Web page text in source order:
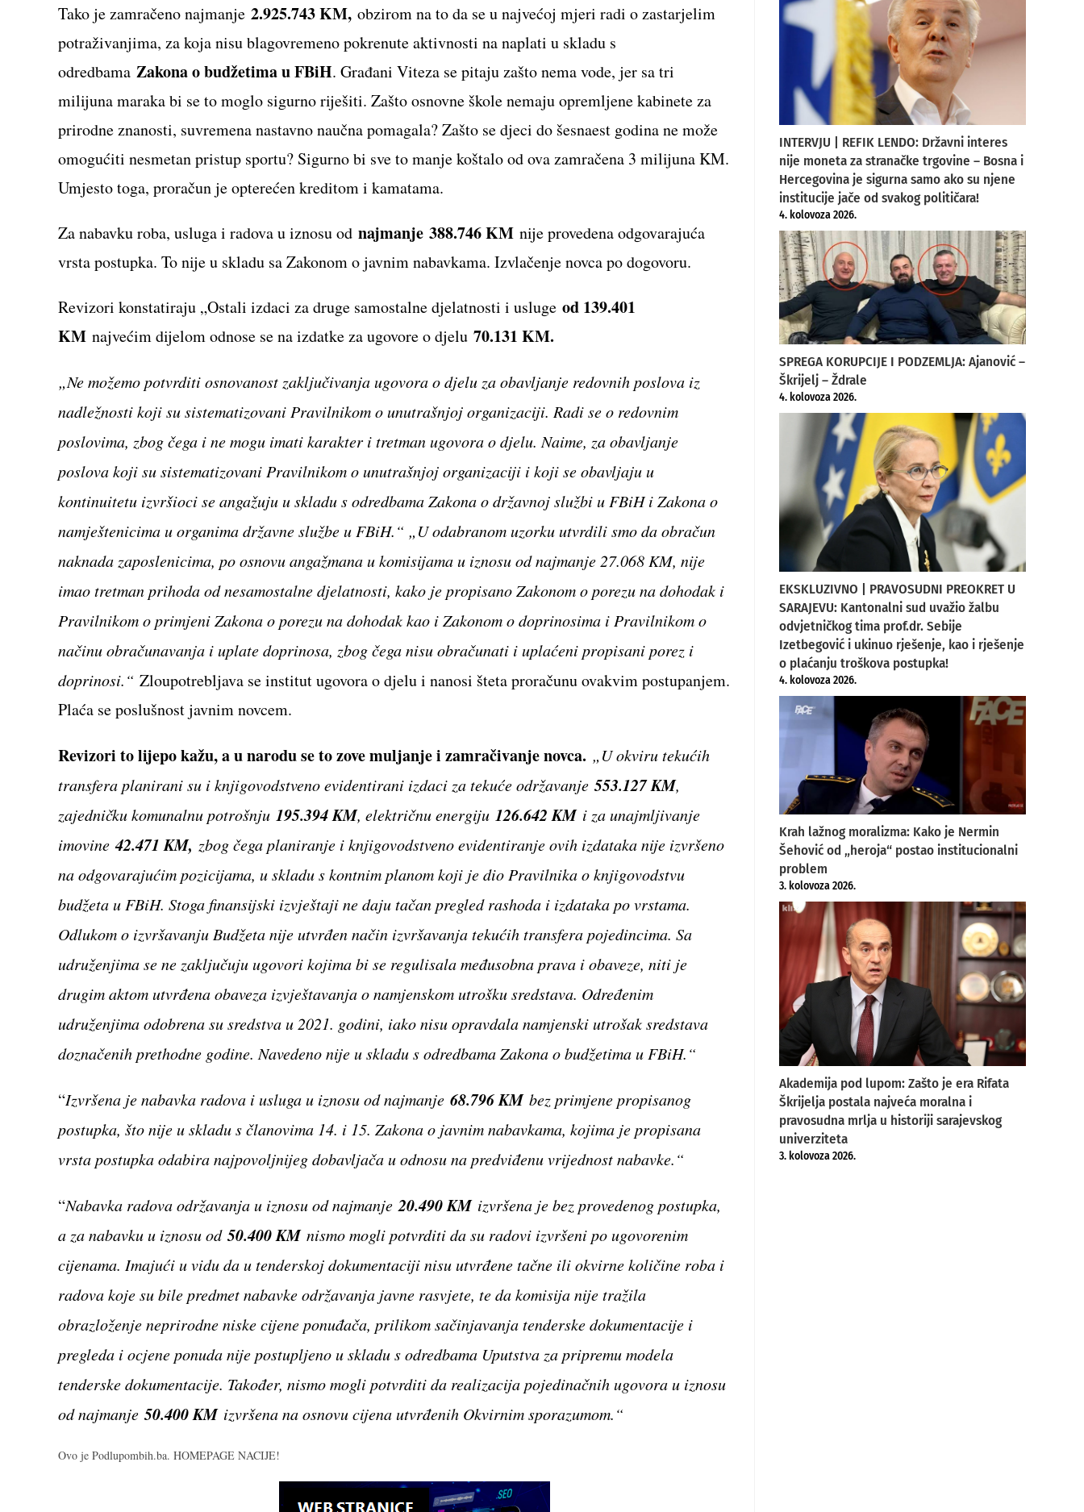
Tako je zamračeno najmanje 2.925.743 KM, obzirom na to da se u najvećoj mjeri radi o zastarjelim
potraživanjima, za koja nisu blagovremeno pokrenute aktivnosti na naplati u skladu s
odredbama Zakona o budžetima u FBiH. Građani Viteza se pitaju zašto nema vode, jer sa tri
milijuna maraka bi se to moglo sigurno riješiti. Zašto osnovne škole nemaju opremljene kabinete za
prirodne znanosti, suvremena nastavno naučna pomagala? Zašto se djeci do šesnaest godina ne može
omogućiti nesmetan pristup sportu? Sigurno bi sve to manje koštalo od ova zamračena 3 milijuna KM.
Umjesto toga, proračun je opterećen kreditom i kamatama.
Za nabavku roba, usluga i radova u iznosu od najmanje 388.746 KM nije provedena odgovarajuća
vrsta postupka. To nije u skladu sa Zakonom o javnim nabavkama. Izvlačenje novca po dogovoru.
Revizori konstatiraju „Ostali izdaci za druge samostalne djelatnosti i usluge od 139.401
KM najvećim dijelom odnose se na izdatke za ugovore o djelu 70.131 KM.
„Ne možemo potvrditi osnovanost zaključivanja ugovora o djelu za obavljanje redovnih poslova iz
nadležnosti koji su sistematizovani Pravilnikom o unutrašnjoj organizaciji. Radi se o redovnim
poslovima, zbog čega i ne mogu imati karakter i tretman ugovora o djelu. Naime, za obavljanje
poslova koji su sistematizovani Pravilnikom o unutrašnjoj organizaciji i koji se obavljaju u
kontinuitetu izvršioci se angažuju u skladu s odredbama Zakona o državnoj službi u FBiH i Zakona o
namještenicima u organima državne službe u FBiH.“ „U odabranom uzorku utvrdili smo da obračun
naknada zaposlenicima, po osnovu angažmana u komisijama u iznosu od najmanje 27.068 KM, nije
imao tretman prihoda od nesamostalne djelatnosti, kako je propisano Zakonom o porezu na dohodak i
Pravilnikom o primjeni Zakona o porezu na dohodak kao i Zakonom o doprinosima i Pravilnikom o
načinu obračunavanja i uplate doprinosa, zbog čega nisu obračunati i uplaćeni propisani porez i
doprinosi.“ Zloupotrebljava se institut ugovora o djelu i nanosi šteta proračunu ovakvim postupanjem.
Plaća se poslušnost javnim novcem.
Revizori to lijepo kažu, a u narodu se to zove muljanje i zamračivanje novca. „U okviru tekućih
transfera planirani su i knjigovodstveno evidentirani izdaci za tekuće održavanje553.127 KM,
zajedničku komunalnu potrošnju 195.394 KM, električnu energiju 126.642 KMi za unajmljivanje
imovine42.471 KM, zbog čega planiranje i knjigovodstveno evidentiranje ovih izdataka nije izvršeno
na odgovarajućim pozicijama, u skladu s kontnim planom koji je dio Pravilnika o knjigovodstvu
budžeta u FBiH. Stoga finansijski izvještaji ne daju tačan pregled rashoda i izdataka po vrstama.
Odlukom o izvršavanju Budžeta nije utvrđen način izvršavanja tekućih transfera pojedincima. Sa
udruženjima se ne zaključuju ugovori kojima bi se regulisala međusobna prava i obaveze, niti je
drugim aktom utvrđena obaveza izvještavanja o namjenskom utrošku sredstava. Određenim
udruženjima odobrena su sredstva u 2021. godini, iako nisu opravdala namjenski utrošak sredstava
doznačenih prethodne godine. Navedeno nije u skladu s odredbama Zakona o budžetima u FBiH.“
“Izvršena je nabavka radova i usluga u iznosu od najmanje 68.796 KMbez primjene propisanog
postupka, što nije u skladu s članovima 14. i 15. Zakona o javnim nabavkama, kojima je propisana
vrsta postupka odabira najpovoljnijeg dobavljača u odnosu na predviđenu vrijednost nabavke.“
“Nabavka radova održavanja u iznosu od najmanje 20.490 KMizvršena je bez provedenog postupka,
a za nabavku u iznosu od50.400 KMnismo mogli potvrditi da su radovi izvršeni po ugovorenim
cijenama. Imajući u vidu da u tenderskoj dokumentaciji nisu utvrđene tačne ili okvirne količine roba i
radova koje su bile predmet nabavke održavanja javne rasvjete, te da komisija nije tražila
obrazloženje neprirodne niske cijene ponuđača, prilikom sačinjavanja tenderske dokumentacije i
pregleda i ocjene ponuda nije postupljeno u skladu s odredbama Uputstva za pripremu modela
tenderske dokumentacije. Također, nismo mogli potvrditi da realizacija pojedinačnih ugovora u iznosu
od najmanje50.400 KMizvršena na osnovu cijena utvrđenih Okvirnim sporazumom.“
Ovo je Podlupombih.ba. HOMEPAGE NACIJE!
INTERVJU | REFIK LENDO: Državni interes
nije moneta za stranačke trgovine – Bosna i
Hercegovina je sigurna samo ako su njene
institucije jače od svakog političara!
4. kolovoza 2026.
SPREGA KORUPCIJE I PODZEMLJA: Ajanović –
Škrijelj – Ždrale
4. kolovoza 2026.
EKSKLUZIVNO | PRAVOSUDNI PREOKRET U
SARAJEVU: Kantonalni sud uvažio žalbu
odvjetničkog tima prof.dr. Sebije
Izetbegović i ukinuo rješenje, kao i rješenje
o plaćanju troškova postupka!
4. kolovoza 2026.
Krah lažnog moralizma: Kako je Nermin
Šehović od „heroja“ postao institucionalni
problem
3. kolovoza 2026.
Akademija pod lupom: Zašto je era Rifata
Škrijelja postala najveća moralna i
pravosudna mrlja u historiji sarajevskog
univerziteta
3. kolovoza 2026.